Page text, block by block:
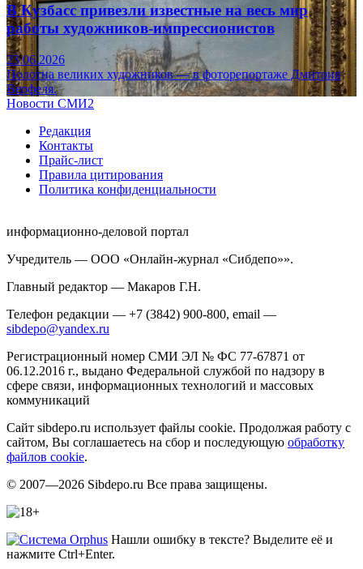
В Кузбасс привезли известные на весь мир
работы художников-импрессионистов
23.06.2026
Полотна великих художников — в фоторепортаже Дмитрия
Верфеля.
Новости СМИ2
Редакция
Контакты
Прайс-лист
Правила цитирования
Политика конфиденциальности
информационно-деловой портал
Учредитель — ООО «Онлайн-журнал «Сибдепо»».
Главный редактор — Макаров Г.Н.
Телефон редакции — +7 (3842) 900-800, email —
sibdepo@yandex.ru
Регистрационный номер СМИ ЭЛ № ФС 77-67871 от
06.12.2016 г., выдано Федеральной службой по надзору в
сфере связи, информационных технологий и массовых
коммуникаций
Сайт sibdepo.ru использует файлы cookie. Продолжая работу с
сайтом, Вы соглашаетесь на сбор и последующую обработку
файлов cookie.
© 2007—2026 Sibdepo.ru Все права защищены.
Нашли ошибку в тексте? Выделите её и
нажмите Ctrl+Enter.